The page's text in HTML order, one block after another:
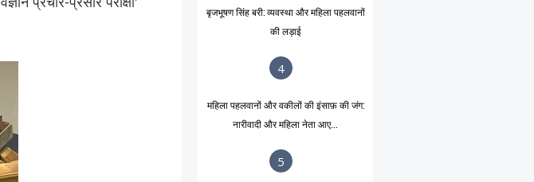
बृजभूषण सिंह बरी: व्यवस्था और महिला पहलवानों
की लड़ाई
4
महिला पहलवानों और वकीलों की इंसाफ़ की जंग:
नारीवादी और महिला नेता आए...
5